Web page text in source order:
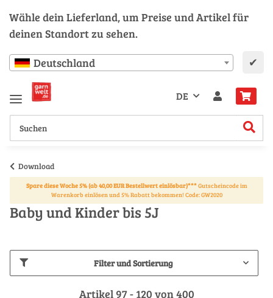
Wähle dein Lieferland, um Preise und Artikel für
deinen Standort zu sehen.
Deutschland ✔
DE
Download
Spare diese Woche 5% (ab 40,00 EUR Bestellwert einlösbar)***Gutscheincode im
Warenkorb einlösen und 5% Rabatt bekommen! Code: GW2020
Baby und Kinder bis 5J
Filter und Sortierung
Artikel 97 - 120 von 400